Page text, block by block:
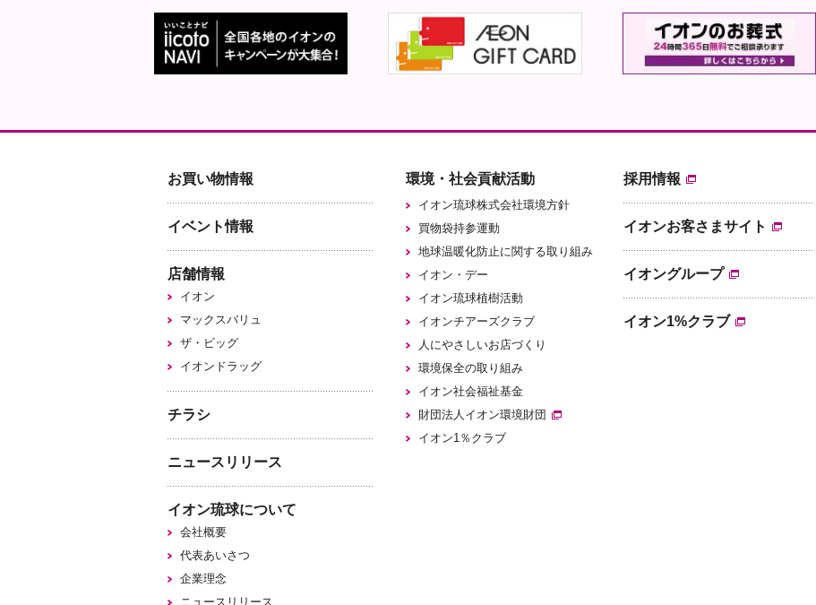
お買い物情報
イベント情報
店舗情報
イオン
マックスバリュ
ザ・ビッグ
イオンドラッグ
チラシ
ニュースリリース
イオン琉球について
会社概要
代表あいさつ
企業理念
ニュースリリース
環境・社会貢献活動
イオン琉球株式会社環境方針
買物袋持参運動
地球温暖化防止に関する取り組み
イオン・デー
イオン琉球植樹活動
イオンチアーズクラブ
人にやさしいお店づくり
環境保全の取り組み
イオン社会福祉基金
財団法人イオン環境財団
イオン1％クラブ
採用情報
イオンお客さまサイト
イオングループ
イオン1%クラブ